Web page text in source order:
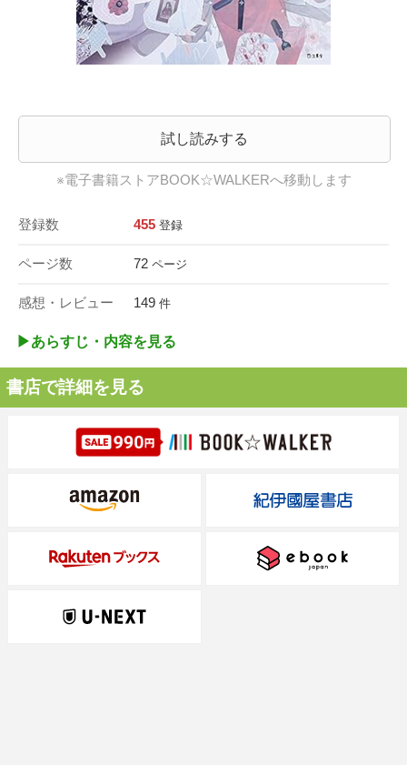
試し読みする
※電子書籍ストアBOOK☆WALKERへ移動します
登録数 455 登録
ページ数 72 ページ
感想・レビュー 149 件
▶︎あらすじ・内容を見る
書店で詳細を見る